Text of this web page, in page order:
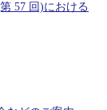
57 回)における